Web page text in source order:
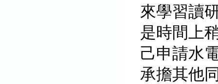
來學習讀
是時間上
己申請水
承擔其他